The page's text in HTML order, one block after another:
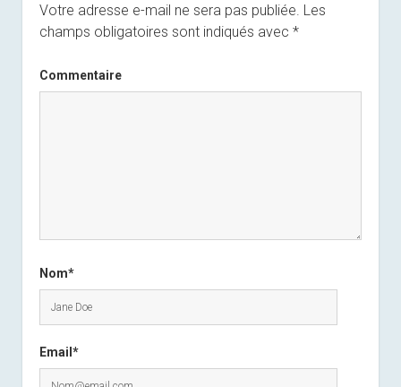
Votre adresse e-mail ne sera pas publiée. Les
champs obligatoires sont indiqués avec *
Commentaire
Nom*
Email*